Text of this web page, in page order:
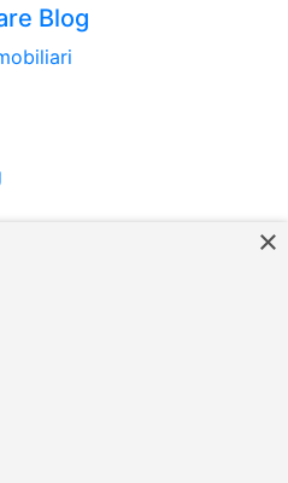
Blog
annunci
altro
×